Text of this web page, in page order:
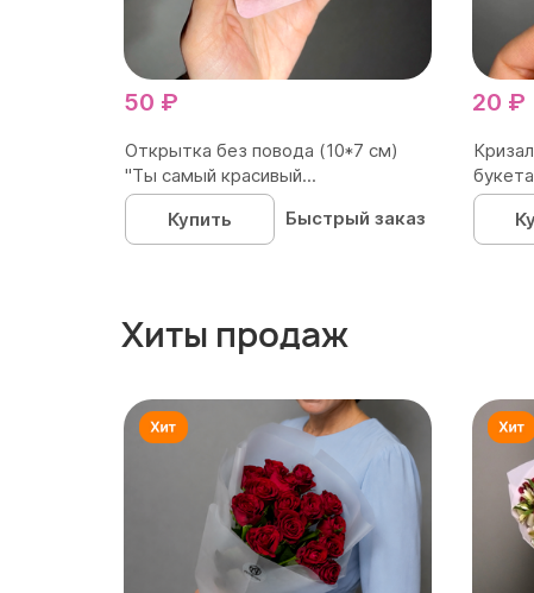
50 ₽
Открытка без повода (10*7 см)
"Ты самый красивый...
Купить
Быстрый заказ
20 ₽
Хиты продаж